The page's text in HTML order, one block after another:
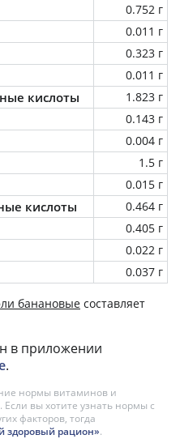
0.752 г
0.011 г
0.323 г
0.011 г
кислоты
1.823 г
0.143 г
0.004 г
1.5 г
0.015 г
кислоты
0.464 г
0.405 г
0.022 г
0.037 г
банановые составляет
в приложении
.
нормы витаминов и
Если вы хотите узнать нормы с
факторов, тогда
здоровый рацион».